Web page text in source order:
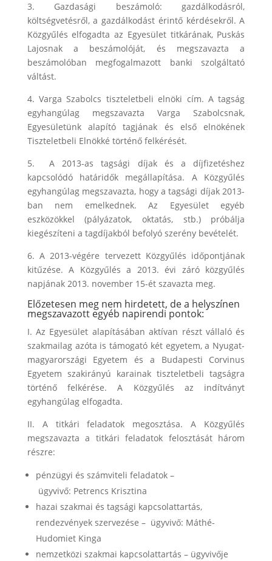
3. Gazdasági beszámoló: gazdálkodásról,
költségvetésről, a gazdálkodást érintő kérdésekről. A
Közgyűlés elfogadta az Egyesület titkárának, Puskás
Lajosnak a beszámolóját, és megszavazta a
beszámolóban megfogalmazott banki szolgáltató
váltást.
4. Varga Szabolcs tiszteletbeli elnöki cím. A tagság
egyhangúlag megszavazta Varga Szabolcsnak,
Egyesületünk alapító tagjának és első elnökének
Tiszteletbeli Elnökké történő felkérését.
5. A 2013-as tagsági díjak és a díjfizetéshez
kapcsolódó határidők megállapítása. A Közgyűlés
egyhangúlag megszavazta, hogy a tagsági díjak 2013-
ban nem emelkednek. Az Egyesület egyéb
eszközökkel (pályázatok, oktatás, stb.) próbálja
kiegészíteni a tagdíjakból befolyó szerény bevételét.
6. A 2013-végére tervezett Közgyűlés időpontjának
kitűzése. A Közgyűlés a 2013. évi záró közgyűlés
napjának 2013. november 15-ét szavazta meg.
Előzetesen meg nem hirdetett, de a helyszínen
megszavazott egyéb napirendi pontok:
I. Az Egyesület alapításában aktívan részt vállaló és
szakmailag azóta is támogató két egyetem, a Nyugat-
magyarországi Egyetem és a Budapesti Corvinus
Egyetem szakirányú karainak tiszteletbeli tagságra
történő felkérése. A Közgyűlés az indítványt
egyhangúlag elfogadta.
II. A titkári feladatok megosztása. A Közgyűlés
megszavazta a titkári feladatok felosztását három
részre:
pénzügyi és számviteli feladatok –
ügyvivő: Petrencs Krisztina
hazai szakmai és tagsági kapcsolattartás,
rendezvények szervezése – ügyvivő: Máthé-
Hudomiet Kinga
nemzetközi szakmai kapcsolattartás –ügyvivője